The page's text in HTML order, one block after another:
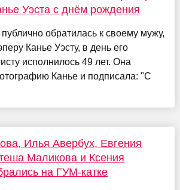
Уэста с днём рождения
обратилась к своему мужу,
Канье Уэсту, в день его
исполнилось 49 лет. Она
Канье и подписала: "С
Илья Авербух, Евгения
Маликова и Ксения
на ГУМ-катке